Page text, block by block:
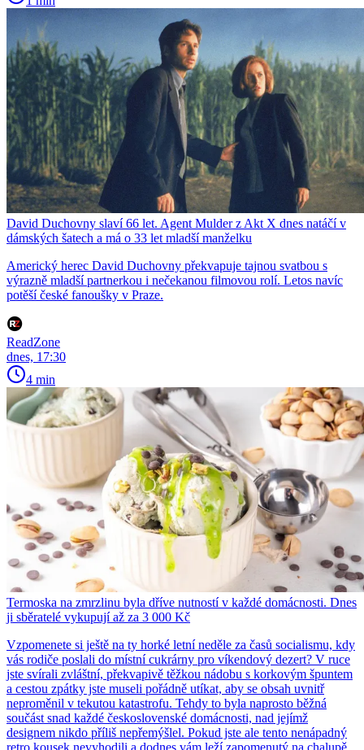
David Duchovny slaví 66 let. Agent Mulder z Akt X dnes natáčí v
dámských šatech a má o 33 let mladší manželku
Americký herec David Duchovny překvapuje tajnou svatbou s
výrazně mladší partnerkou i nečekanou filmovou rolí. Letos navíc
potěší české fanoušky v Praze.
ReadZone
dnes, 17:30
4 min
Termoska na zmrzlinu byla dříve nutností v každé domácnosti. Dnes
ji sběratelé vykupují až za 3 000 Kč
Vzpomenete si ještě na ty horké letní neděle za časů socialismu, kdy
vás rodiče poslali do místní cukrárny pro víkendový dezert? V ruce
jste svírali zvláštní, překvapivě těžkou nádobu s korkovým špuntem
a cestou zpátky jste museli pořádně utíkat, aby se obsah uvnitř
neproměnil v tekutou katastrofu. Tehdy to byla naprosto běžná
součást snad každé československé domácnosti, nad jejímž
designem nikdo příliš nepřemýšlel. Pokud jste ale tento nenápadný
retro kousek nevyhodili a dodnes vám leží zapomenutý na chalupě